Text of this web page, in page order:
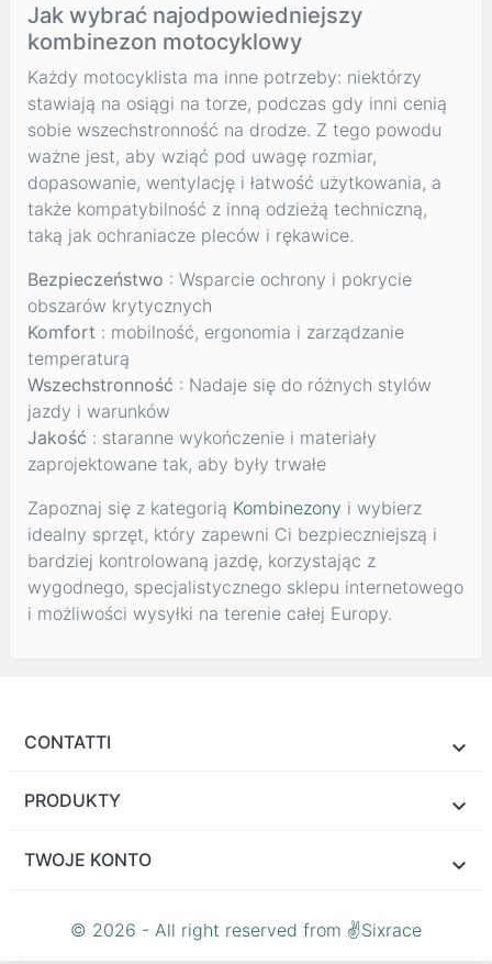
Jak wybrać najodpowiedniejszy
kombinezon motocyklowy
Każdy motocyklista ma inne potrzeby: niektórzy
stawiają na osiągi na torze, podczas gdy inni cenią
sobie wszechstronność na drodze. Z tego powodu
ważne jest, aby wziąć pod uwagę rozmiar,
dopasowanie, wentylację i łatwość użytkowania, a
także kompatybilność z inną odzieżą techniczną,
taką jak ochraniacze pleców i rękawice.
Bezpieczeństwo : Wsparcie ochrony i pokrycie
obszarów krytycznych
Komfort : mobilność, ergonomia i zarządzanie
temperaturą
Wszechstronność : Nadaje się do różnych stylów
jazdy i warunków
Jakość : staranne wykończenie i materiały
zaprojektowane tak, aby były trwałe
Zapoznaj się z kategorią Kombinezony i wybierz
idealny sprzęt, który zapewni Ci bezpieczniejszą i
bardziej kontrolowaną jazdę, korzystając z
wygodnego, specjalistycznego sklepu internetowego
i możliwości wysyłki na terenie całej Europy.
CONTATTI
PRODUKTY
TWOJE KONTO
© 2026 - All right reserved from ✌Sixrace